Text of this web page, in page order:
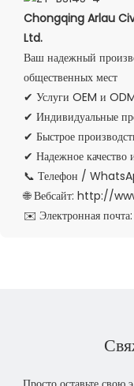
Chongqing Arlau
Ltd.
Ваш надежный
общественных мест
✔ Услуги OEM и
✔ Индивидуальные
✔ Быстрое
✔ Надежное качество
📞 Телефон /
🌐 Вебсайт: http://
✉️ Электронная почта: